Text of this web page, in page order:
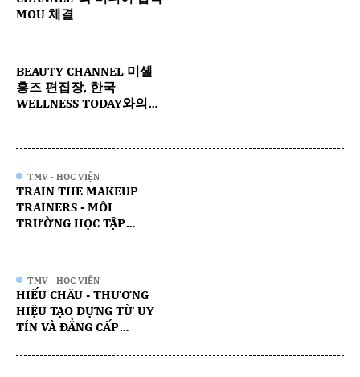
MOU 체결
BEAUTY CHANNEL 미셸
홍즈 편집장, 한국
WELLNESS TODAY와의
TMV - HỌC VIỆN
TRAIN THE MAKEUP
TRAINERS - MÔI
TRƯỜNG HỌC TẬP
THÀNH HIỆN THỰC
TMV - HỌC VIỆN
HIẾU CHÂU - THƯƠNG
HIỆU TẠO DỰNG TỪ UY
TÍN VÀ ĐẲNG CẤP